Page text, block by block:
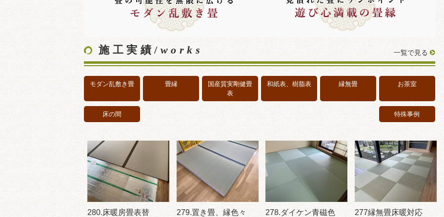
施工実績/ works 一覧で見る
モダン乱敷き畳 畳縁
国産質実剛健畳
表
和紙表、樹脂表 縁無畳 お茶室
床の間 特殊事例
280.床暖房畳表替 279.置き畳、縁色々 278.ダイケン青磁色 277縁無畳床暖対応